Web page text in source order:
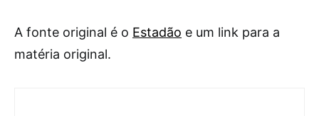
A fonte original é o Estadão e um link para a
matéria original.